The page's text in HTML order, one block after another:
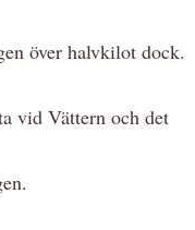
över halvkilot dock.
vid Vättern och det